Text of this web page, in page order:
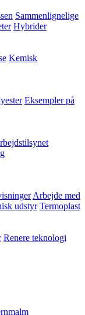
Sammenlignelige
Hybrider
Kemisk
Eksempler på
Arbejde med
udstyr Termoplast
Renere teknologi